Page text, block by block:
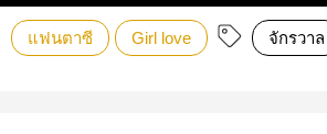
แฟนตาซี Girl love จักรวาล